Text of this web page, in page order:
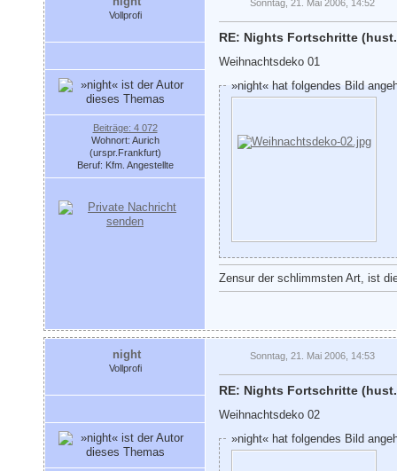
Vollprofi
Beiträge: 4 072
Wohnort: Aurich
(urspr.Frankfurt)
Beruf: Kfm. Angestellte
Sonntag, 21. Mai 2006, 14:52
RE: Nights Fortschritte
Weihnachtsdeko 01
»night« hat folgendes Bild
Zensur der schlimmsten Art, ist
night
Vollprofi
Sonntag, 21. Mai 2006, 14:53
RE: Nights Fortschritte
Weihnachtsdeko 02
»night« hat folgendes Bild